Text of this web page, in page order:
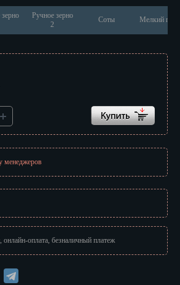
Кемерово
Краснодар
Красноярск
Магадан
Ручное зерно
2
Соты Мелкий
менеджеров
онлайн-оплата, безналичный платеж